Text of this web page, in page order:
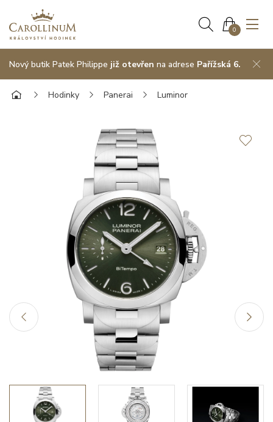
0
Nový butik Patek Philippe již otevřen na adrese Pařížská 6.
Hodinky Panerai Luminor